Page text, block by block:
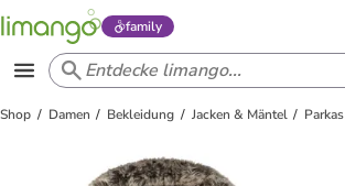
family
Shop Damen Bekleidung Jacken & Mäntel Parkas